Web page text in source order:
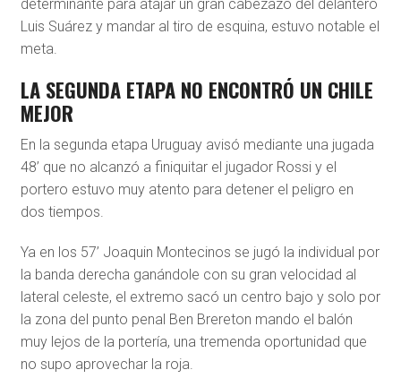
determinante para atajar un gran cabezazo del delantero
Luis Suárez y mandar al tiro de esquina, estuvo notable el
meta.
LA SEGUNDA ETAPA NO ENCONTRÓ UN CHILE
MEJOR
En la segunda etapa Uruguay avisó mediante una jugada
48’ que no alcanzó a finiquitar el jugador Rossi y el
portero estuvo muy atento para detener el peligro en
dos tiempos.
Ya en los 57’ Joaquin Montecinos se jugó la individual por
la banda derecha ganándole con su gran velocidad al
lateral celeste, el extremo sacó un centro bajo y solo por
la zona del punto penal Ben Brereton mando el balón
muy lejos de la portería, una tremenda oportunidad que
no supo aprovechar la roja.